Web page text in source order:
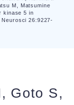
M, Matsumine
kinase 5 in
26:9227-
Goto S,